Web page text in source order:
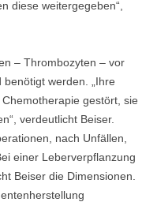
diese weitergegeben“,
– Thrombozyten – vor
werden. „Ihre
gestört, sie
verdeutlicht Beiser.
nach Unfällen,
einer Leberverpflanzung
Beiser die Dimensionen.